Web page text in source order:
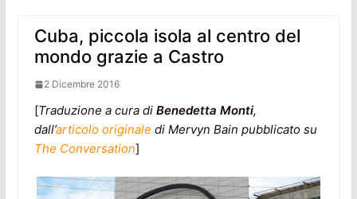
Cuba, piccola isola al centro del
mondo grazie a Castro
2 Dicembre 2016
[Traduzione a cura di Benedetta Monti,
dall’articolo originale di Mervyn Bain pubblicato su
The Conversation]